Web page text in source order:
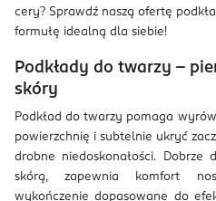
cery? Sprawdź naszą ofertę
formułę idealną dla siebie!
Podkłady do twarzy –
skóry
Podkład do twarzy pomaga
powierzchnię i subtelnie ukryć
drobne niedoskonałości.
skórą, zapewnia komfort
wykończenie dopasowane do